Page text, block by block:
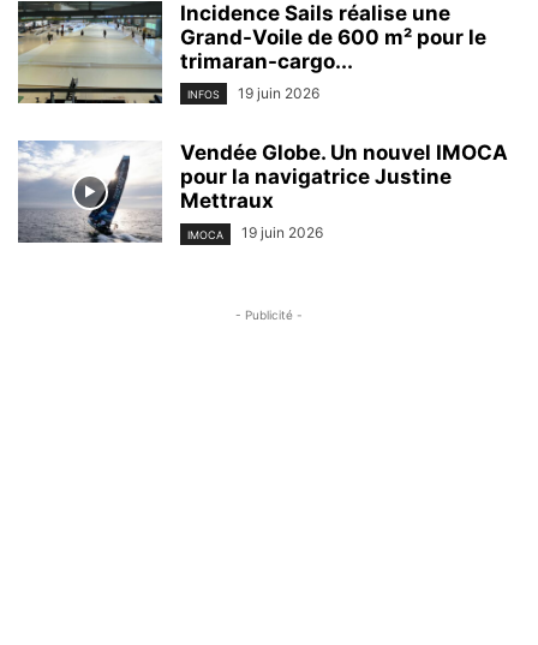
Incidence Sails réalise une
Grand-Voile de 600 m² pour le
trimaran-cargo...
INFOS 19 juin 2026
Vendée Globe. Un nouvel IMOCA
pour la navigatrice Justine
Mettraux
IMOCA 19 juin 2026
- Publicité -